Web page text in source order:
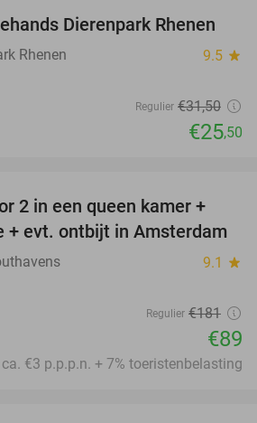
19%
Dierenpark Rhenen
Rhenen 9.5 star
Regulier €31,50
€25,50
51%
2 in een queen kamer +
+ evt. ontbijt in Amsterdam
9.1 star
Regulier €181
€89
ca. €3 p.p.p.n. + 7% toeristenbelasting